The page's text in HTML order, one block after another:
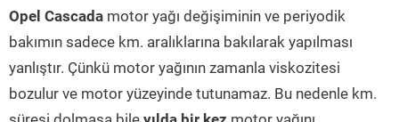
Opel Cascada motor yağı değişiminin ve periyodik
bakımın sadece km. aralıklarına bakılarak yapılması
yanlıştır. Çünkü motor yağının zamanla viskozitesi
bozulur ve motor yüzeyinde tutunamaz. Bu nedenle km.